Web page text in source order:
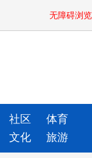
无障碍浏览
社区 体育
文化 旅游